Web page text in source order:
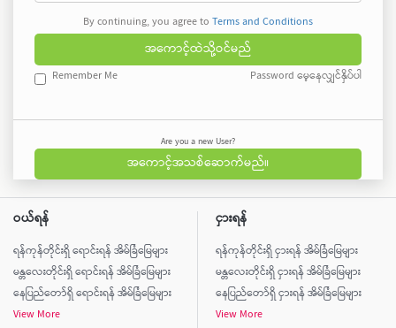
By continuing, you agree toTerms and Conditions
အကောင့်ထဲသို့ဝင်မည်
Remember Me Password မေ့နေလျှင်နှိပ်ပါ
Are you a new User?
အကောင့်အသစ်ဆောက်မည်။
ဝယ်ရန်
ရန်ကုန်တိုင်းရှိ ရောင်းရန် အိမ်ခြံမြေများ
မန္တလေးတိုင်းရှိ ရောင်းရန် အိမ်ခြံမြေများ
နေပြည်တော်ရှိ ရောင်းရန် အိမ်ခြံမြေများ
View More
ငှားရန်
ရန်ကုန်တိုင်းရှိ ငှားရန် အိမ်ခြံမြေများ
မန္တလေးတိုင်းရှိ ငှားရန် အိမ်ခြံမြေများ
နေပြည်တော်ရှိ ငှားရန် အိမ်ခြံမြေများ
View More